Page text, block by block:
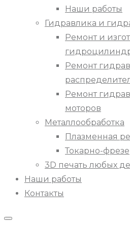
Наши работы
Гидравлика и
Ремонт и
Ремонт
Ремонт
моторов
Металлообработка
Плазменная
Токарно-
3D печать любых
Наши работы
Контакты